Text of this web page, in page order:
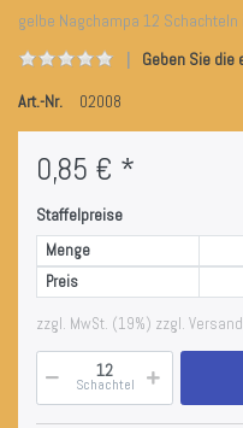
gelbe Nagchampa 12 Schachteln
Geben Sie die
Art.-Nr.
02008
0,85 € *
Staffelpreise
Menge
Preis
zzgl. MwSt. (19%) zzgl.
Schachtel